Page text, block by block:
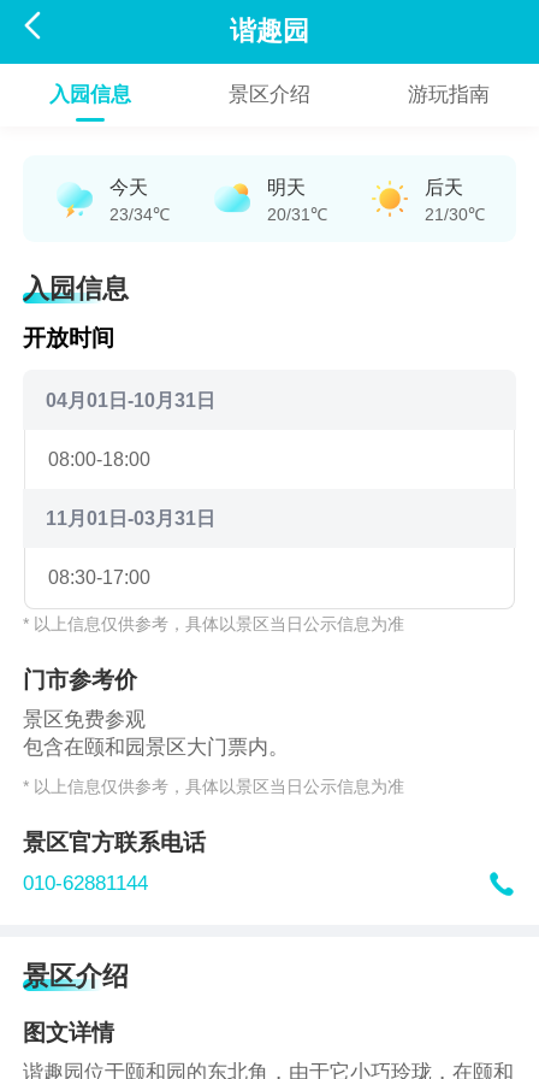
 谐趣园
入园信息 景区介绍 游玩指南
今天
23/34℃
明天
20/31℃
后天
21/30℃
入园信息
开放时间
04月01日-10月31日
08:00-18:00
11月01日-03月31日
08:30-17:00
* 以上信息仅供参考，具体以景区当日公示信息为准
门市参考价
景区免费参观
包含在颐和园景区大门票内。
* 以上信息仅供参考，具体以景区当日公示信息为准
景区官方联系电话
010-62881144 
景区介绍
图文详情
谐趣园位于颐和园的东北角，由于它小巧玲珑，在颐和